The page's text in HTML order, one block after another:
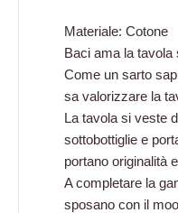
Materiale: Cotone
Baci ama la tavola
Come un sarto
sa valorizzare la
La tavola si veste
sottobottiglie e
portano originalità
A completare la
sposano con il